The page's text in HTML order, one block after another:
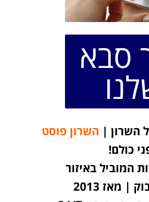
סבא
השרון | השרון פוסט
כולם!
המוביל באיזור
| מאז 2013